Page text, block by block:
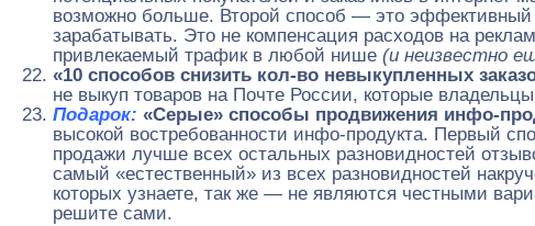
возможно больше. Второй способ — это эффективный
зарабатывать. Это не компенсация расходов на
привлекаемый трафик в любой нише (и неизвестно
«10 способов снизить кол-во невыкупленных
не выкуп товаров на Почте России, которые
Подарок: «Серые» способы продвижения инфо-
высокой востребованности инфо-продукта. Первый
продажи лучше всех остальных разновидностей
самый «естественный» из всех разновидностей
которых узнаете, так же — не являются честными
решите сами.